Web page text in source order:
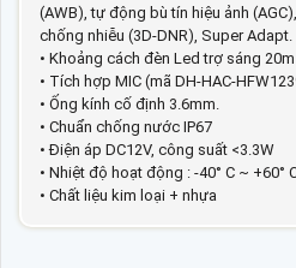
(AWB), tự động bù tín hiệu ảnh
chống nhiễu (3D-DNR), Super Adapt.
• Khoảng cách đèn Led trợ sáng 20m
• Tích hợp MIC (mã DH-HAC-
• Ống kính cố định 3.6mm.
• Chuẩn chống nước IP67
• Điện áp DC12V, công suất <3.3W
• Nhiệt độ hoạt động : -40° C ~ +60°
• Chất liệu kim loại + nhựa